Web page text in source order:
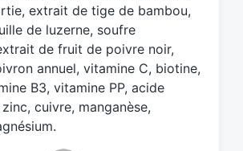
extrait de tige de bambou,
de luzerne, soufre
de fruit de poivre noir,
annuel, vitamine C, biotine,
B3, vitamine PP, acide
cuivre, manganèse,